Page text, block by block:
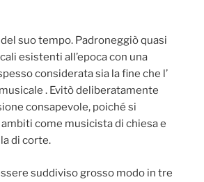
suo tempo. Padroneggiò quasi
esistenti all’epoca con una
considerata sia la fine che l’
. Evitò deliberatamente
consapevole, poiché si
come musicista di chiesa e
di corte.
suddiviso grosso modo in tre